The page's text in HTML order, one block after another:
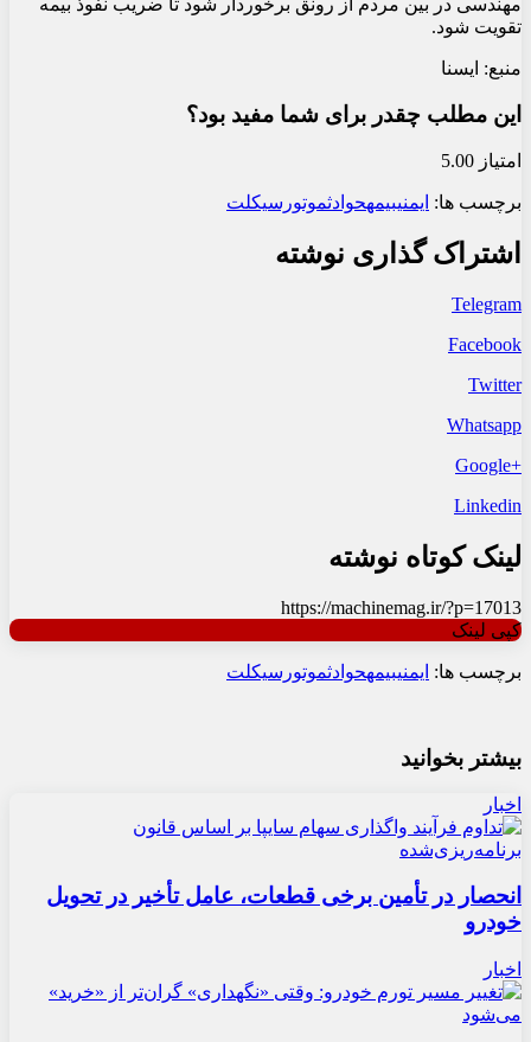
تقویت شود.
منبع: ایسنا
این مطلب چقدر برای شما مفید بود؟
امتیاز 5.00
برچسب ها: ایمنیبیمهحوادثموتورسیکلت
اشتراک گذاری نوشته
Telegram
Facebook
Twitter
Whatsapp
+Google
Linkedin
لینک کوتاه نوشته
https://machinemag.ir/?p=17013
کپی لینک
برچسب ها: ایمنیبیمهحوادثموتورسیکلت
بیشتر بخوانید
اخبار
انحصار در تأمین برخی قطعات، عامل تأخیر در تحویل
خودرو
اخبار